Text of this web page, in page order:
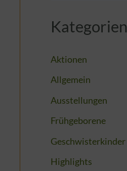
Kategorien
Aktionen
Allgemein
Ausstellungen
Frühgeborene
Geschwisterkinder
Highlights